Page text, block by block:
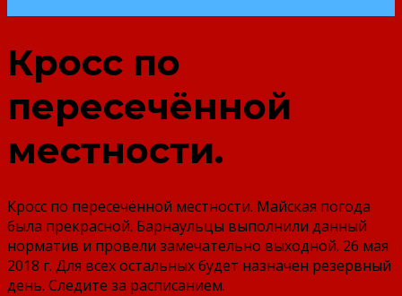
Кросс по
пересечённой
местности.
Кросс по пересечённой местности. Майская погода
была прекрасной. Барнаульцы выполнили данный
норматив и провели замечательно выходной. 26 мая
2018 г. Для всех остальных будет назначен резервный
день. Следите за расписанием.